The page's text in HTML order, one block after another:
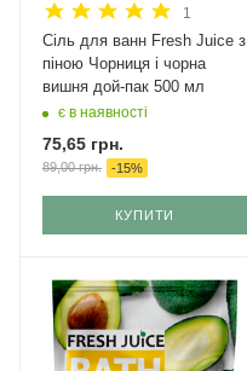
1
Сіль для ванн Fresh Juice з
піною Чорниця і чорна
вишня дой-пак 500 мл
є в наявності
75,65 грн.
89,00грн. -15%
КУПИТИ